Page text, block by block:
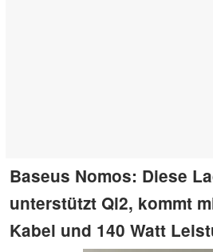
Baseus Nomos: Diese
unterstützt Qi2, kommt
Kabel und 140 Watt